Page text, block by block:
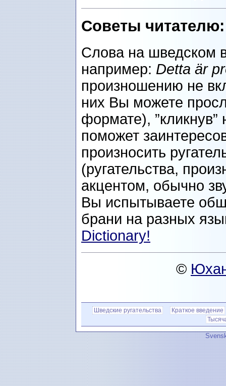
Советы читателю:
Слова на шведском
например: Detta är
произношению не
них Вы можете
формате), ”кликнув”
поможет
произносить
(ругательства,
акцентом, обычно
Вы испытываете
брани на разных
Dictionary!
©
Шведские ругательства
Краткое введение